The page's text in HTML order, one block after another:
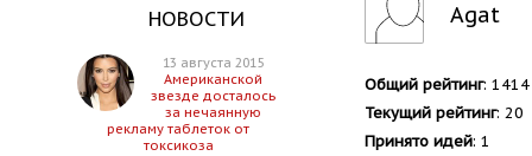
НОВОСТИ
13 августа 2015
Американской
звезде досталось
за нечаянную
рекламу таблеток от
токсикоза
Agat
Общий рейтинг: 1414
Текущий рейтинг: 20
Принято идей: 1